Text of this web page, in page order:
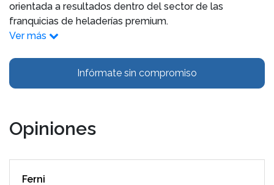
orientada a resultados dentro del sector de las
franquicias de heladerías premium.
Ver más
Infórmate sin compromiso
Opiniones
Ferni